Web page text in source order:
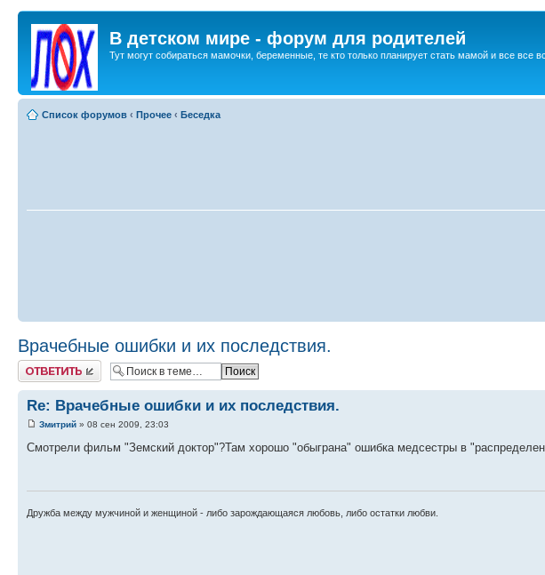
В детском мире - форум для родителей
Тут могут собираться мамочки, беременные, те кто только планирует стать мамой и все все
Список форумов ‹ Прочее ‹ Беседка
Врачебные ошибки и их последствия.
Ответить
Re: Врачебные ошибки и их последствия.
Змитрий » 08 сен 2009, 23:03
Смотрели фильм "Земский доктор"?Там хорошо "обыграна" ошибка медсестры в
Дружба между мужчиной и женщиной - либо зарождающаяся любовь, либо остатки любви.